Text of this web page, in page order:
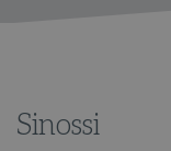
Sinossi